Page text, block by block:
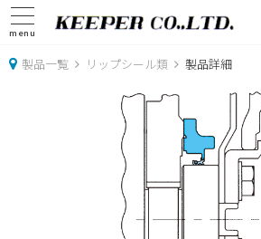
menu
製品一覧 リップシール類 製品詳細